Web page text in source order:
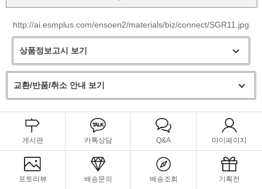
http://ai.esmplus.com/ensoen2/materials/biz/connect/SGR11.jpg
상품정보고시 보기
교환/반품/취소 안내 보기
게시판 카톡상담 Q&A 마이페이지
포토리뷰 배송문의 배송조회 기획전